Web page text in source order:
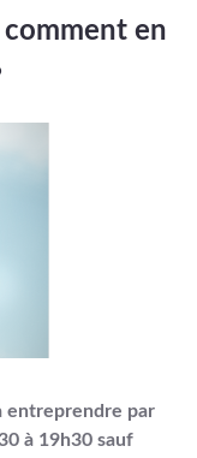
comment en
entreprendre par
à 19h30 sauf